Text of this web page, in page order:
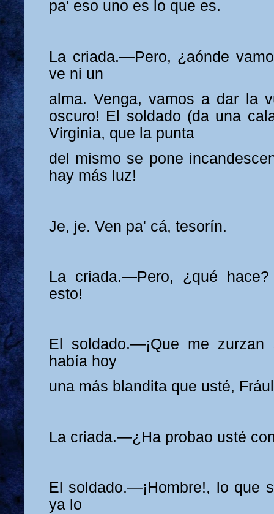
pa' eso uno es lo que es.
La criada.—Pero, ¿aónde
ve ni un
alma. Venga, vamos a dar la
oscuro! El soldado (da una
Virginia, que la punta
del mismo se pone
hay más luz!
Je, je. Ven pa' cá, tesorín.
La criada.—Pero, ¿qué
esto!
El soldado.—¡Que me
había hoy
una más blandita que usté,
La criada.—¿Ha probao usté
El soldado.—¡Hombre!, lo que
ya lo